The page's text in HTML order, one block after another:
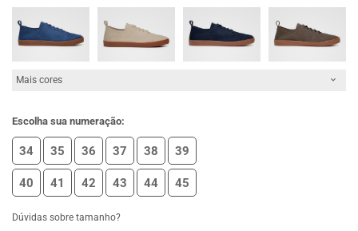
Mais cores
Escolha sua numeração:
34 35 36 37 38 39
40 41 42 43 44 45
Dúvidas sobre tamanho?